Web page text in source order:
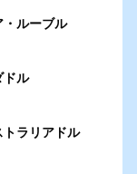
ルーブル
ドル
ラリアドル